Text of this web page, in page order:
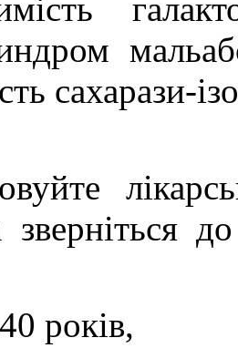
сахарази-
зверніться
років,